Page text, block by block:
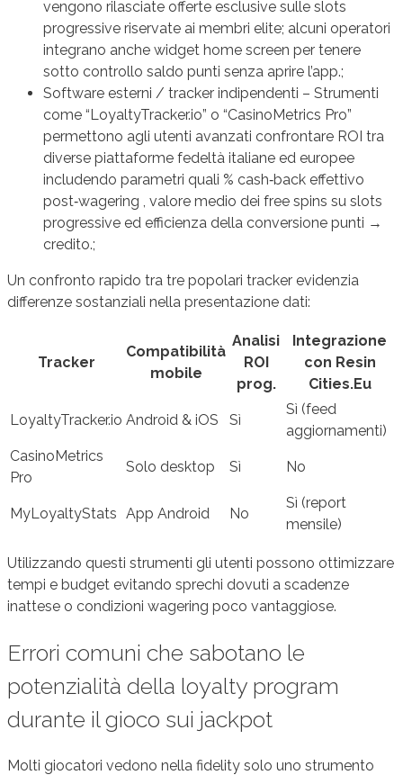
vengono rilasciate offerte esclusive sulle slots
progressive riservate ai membri elite; alcuni operatori
integrano anche widget home screen per tenere
sotto controllo saldo punti senza aprire l’app.;
Software esterni / tracker indipendenti – Strumenti
come “LoyaltyTracker.io” o “CasinoMetrics Pro”
permettono agli utenti avanzati confrontare ROI tra
diverse piattaforme fedeltà italiane ed europee
includendo parametri quali % cash‑back effettivo
post‑wagering , valore medio dei free spins su slots
progressive ed efficienza della conversione punti →
credito.;
Un confronto rapido tra tre popolari tracker evidenzia
differenze sostanziali nella presentazione dati:
Tracker
Compatibilità
mobile
Analisi
ROI
prog.
Integrazione
con Resin
Cities.Eu
LoyaltyTracker.io Android & iOS Sì
Sì (feed
aggiornamenti)
CasinoMetrics
Pro
Solo desktop Sì No
MyLoyaltyStats App Android No
Sì (report
mensile)
Utilizzando questi strumenti gli utenti possono ottimizzare
tempi e budget evitando sprechi dovuti a scadenze
inattese o condizioni wagering poco vantaggiose.
Errori comuni che sabotano le
potenzialità della loyalty program
durante il gioco sui jackpot
Molti giocatori vedono nella fidelity solo uno strumento